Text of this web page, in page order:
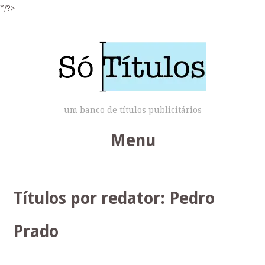
*/?>
um banco de títulos publicitários
Menu
content
Títulos por redator: Pedro
Prado